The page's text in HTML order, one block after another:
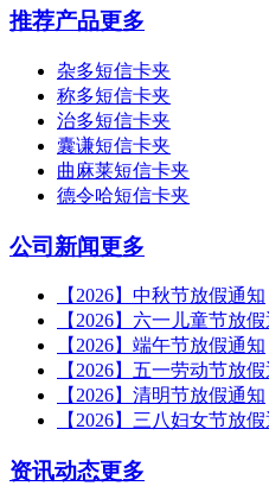
推荐产品更多
杂多短信卡夹
称多短信卡夹
治多短信卡夹
囊谦短信卡夹
曲麻莱短信卡夹
德令哈短信卡夹
公司新闻更多
【2026】中秋节放假通知
【2026】六一儿童节放
【2026】端午节放假通知
【2026】五一劳动节放
【2026】清明节放假通知
【2026】三八妇女节放
资讯动态更多